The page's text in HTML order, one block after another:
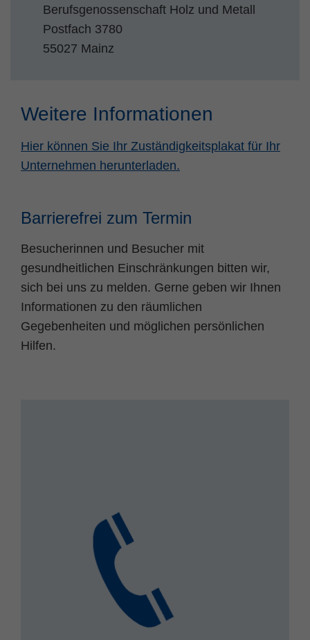
Berufsgenossenschaft Holz und Metall
Postfach 3780
55027 Mainz
Weitere Informationen
Hier können Sie Ihr Zuständigkeitsplakat für Ihr
Unternehmen herunterladen.
Barrierefrei zum Termin
Besucherinnen und Besucher mit
gesundheitlichen Einschränkungen bitten wir,
sich bei uns zu melden. Gerne geben wir Ihnen
Informationen zu den räumlichen
Gegebenheiten und möglichen persönlichen
Hilfen.